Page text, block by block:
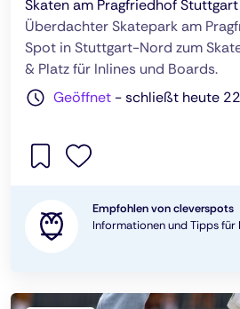
Skaten am Pragfriedhof Stuttgart
Überdachter Skatepark am
Spot in Stuttgart-Nord zum
& Platz für Inlines und Boards.
Geöffnet -schließt heute
Empfohlen von cleverspots
Informationen und Tipps